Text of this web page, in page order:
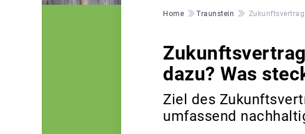
Pfadnavigation
Home Traunstein
dazu? Was
Ziel des
umfassend